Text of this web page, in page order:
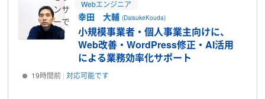
ンサ
ーで
す
Webエンジニア
幸田 大輔(DaisukeKouda)
小規模事業者・個人事業主向けに、
Web改善・WordPress修正・AI活用
による業務効率化サポート
19時間前 対応可能です